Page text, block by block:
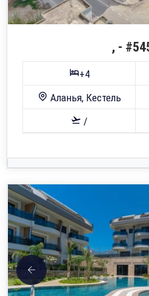
, -
+4
Аланья, Кестель
/